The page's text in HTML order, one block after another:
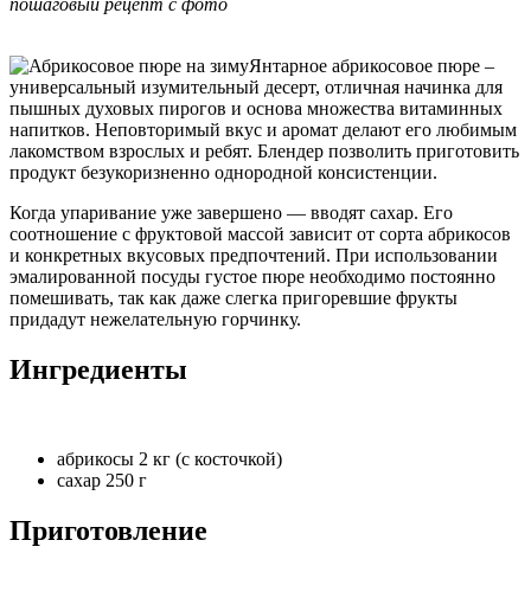
Янтарное абрикосовое пюре –
универсальный изумительный десерт, отличная начинка для
пышных духовых пирогов и основа множества витаминных
напитков. Неповторимый вкус и аромат делают его любимым
лакомством взрослых и ребят. Блендер позволить приготовить
продукт безукоризненно однородной консистенции.
Когда упаривание уже завершено — вводят сахар. Его
соотношение с фруктовой массой зависит от сорта абрикосов
и конкретных вкусовых предпочтений. При использовании
эмалированной посуды густое пюре необходимо постоянно
помешивать, так как даже слегка пригоревшие фрукты
придадут нежелательную горчинку.
Ингредиенты
абрикосы 2 кг (с косточкой)
сахар 250 г
Приготовление